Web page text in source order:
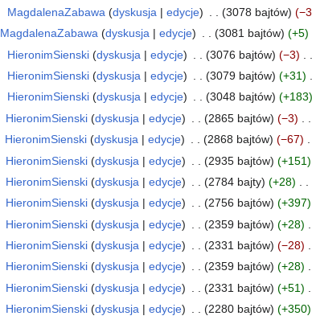
MagdalenaZabawa dyskusja edycje 3078 bajtów
−3
MagdalenaZabawa dyskusja edycje 3081 bajtów
+5
HieronimSienski dyskusja edycje 3076 bajtów
−3
HieronimSienski dyskusja edycje 3079 bajtów
+31
HieronimSienski dyskusja edycje 3048 bajtów
+183
HieronimSienski dyskusja edycje 2865 bajtów
−3
HieronimSienski dyskusja edycje 2868 bajtów
−67
HieronimSienski dyskusja edycje 2935 bajtów
+151
HieronimSienski dyskusja edycje 2784 bajty
+28
HieronimSienski dyskusja edycje 2756 bajtów
+397
HieronimSienski dyskusja edycje 2359 bajtów
+28
HieronimSienski dyskusja edycje 2331 bajtów
−28
HieronimSienski dyskusja edycje 2359 bajtów
+28
HieronimSienski dyskusja edycje 2331 bajtów
+51
HieronimSienski dyskusja edycje 2280 bajtów
+350